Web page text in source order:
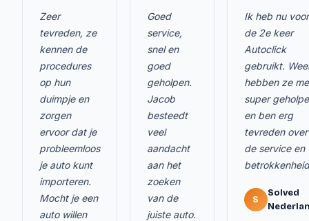
Zeer
tevreden, ze
kennen de
procedures
op hun
duimpje en
zorgen
ervoor dat je
probleemloos
je auto kunt
importeren.
Mocht je een
auto willen
Goed
service,
snel en
goed
geholpen.
Jacob
besteedt
veel
aandacht
aan het
zoeken
van de
juiste auto.
Ik heb nu voor
de 2e keer
Autoclick
gebruikt.
hebben ze me
super
en ben erg
tevreden over
de service en
S
Solved